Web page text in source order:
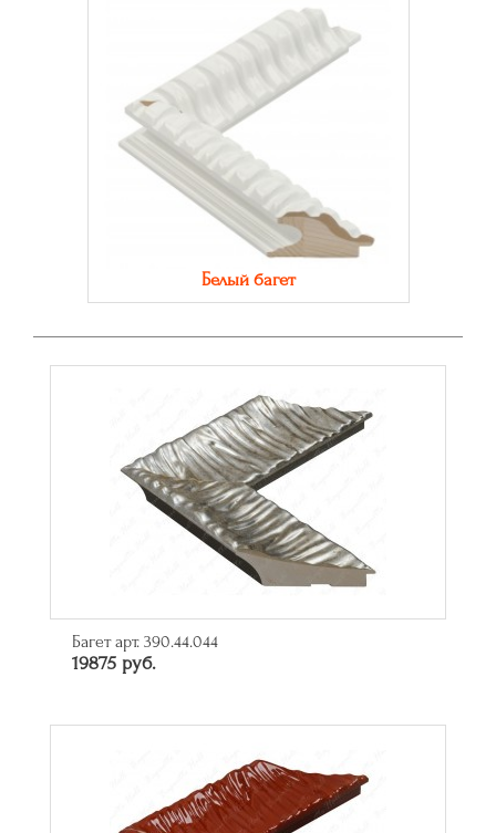
Белый багет
Багет арт. 390.44.044
19875 руб.